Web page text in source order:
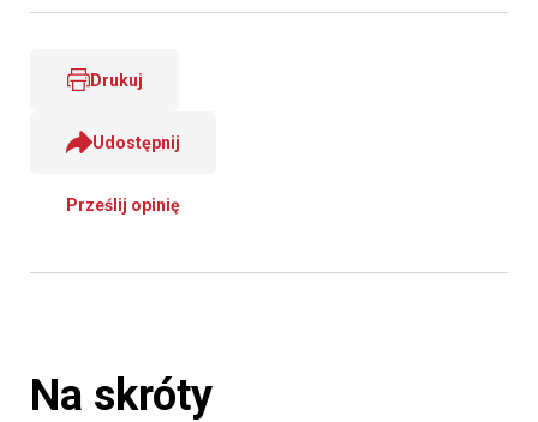
Drukuj
Udostępnij
Prześlij opinię
Na skróty